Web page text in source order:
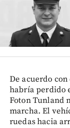
De acuerdo
habría perdido
Foton Tunland
marcha. El
ruedas hacia